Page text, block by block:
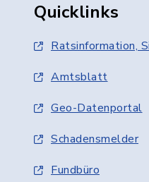
Quicklinks
Ratsinformation,
Amtsblatt
Geo-Datenportal
Schadensmelder
Fundbüro